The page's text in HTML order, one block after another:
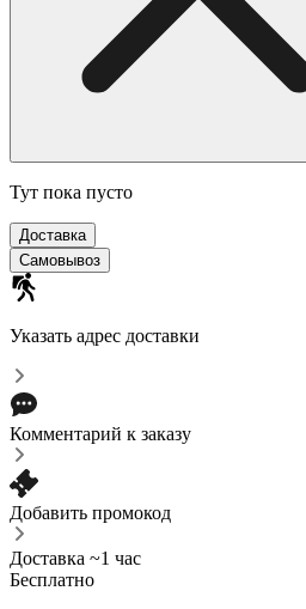
Тут пока пусто
Доставка
Самовывоз
Указать адрес доставки
Комментарий к заказу
Добавить промокод
Доставка ~1 час
Бесплатно